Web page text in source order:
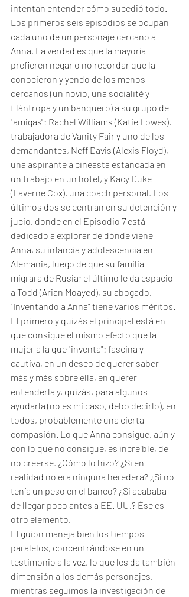
intentan entender cómo sucedió todo.
Los primeros seis episodios se ocupan
cada uno de un personaje cercano a
Anna. La verdad es que la mayoría
prefieren negar o no recordar que la
conocieron y yendo de los menos
cercanos (un novio, una socialité y
filántropa y un banquero) a su grupo de
"amigas": Rachel Williams (Katie Lowes),
trabajadora de Vanity Fair y uno de los
demandantes, Neff Davis (Alexis Floyd),
una aspirante a cineasta estancada en
un trabajo en un hotel, y Kacy Duke
(Laverne Cox), una coach personal. Los
últimos dos se centran en su detención y
jucio, donde en el Episodio 7 está
dedicado a explorar de dónde viene
Anna, su infancia y adolescencia en
Alemania, luego de que su familia
migrara de Rusia; el último le da espacio
a Todd (Arian Moayed), su abogado.
"Inventando a Anna" tiene varios méritos.
El primero y quizás el principal está en
que consigue el mismo efecto que la
mujer a la que "inventa": fascina y
cautiva, en un deseo de querer saber
más y más sobre ella, en querer
entenderla y, quizás, para algunos
ayudarla (no es mi caso, debo decirlo), en
todos, probablemente una cierta
compasión. Lo que Anna consigue, aún y
con lo que no consigue, es increíble, de
no creerse. ¿Cómo lo hizo? ¿Si en
realidad no era ninguna heredera? ¿Si no
tenía un peso en el banco? ¿Si acababa
de llegar poco antes a EE. UU.? Ése es
otro elemento.
El guion maneja bien los tiempos
paralelos, concentrándose en un
testimonio a la vez, lo que les da también
dimensión a los demás personajes,
mientras seguimos la investigación de